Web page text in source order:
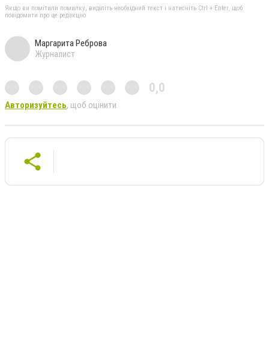
Якщо ви помітили помилку, виділіть необхідний текст і натисніть Ctrl + Enter, щоб
повідомити про це редакцію
Маргарита Реброва
Журналист
0,0
Авторизуйтесь, щоб оцінити